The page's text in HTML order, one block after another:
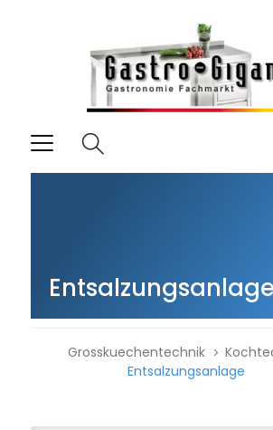
Entsalzungsanlage
Grosskuechentechnik
Entsalzungsanlage